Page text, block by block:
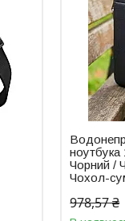
Чорний /
Чохол-
978,57 ₴